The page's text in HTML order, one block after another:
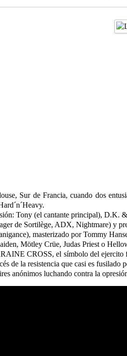
Sur de Francia, cuando dos
Tony (el cantante principal),
de Sortilège, ADX, Nightmare) y
masterizado por Tommy
Mötley Crüe, Judas Priest o
CROSS, el símbolo del ejercito
de la resistencia que casi es fusilado
anónimos luchando contra la